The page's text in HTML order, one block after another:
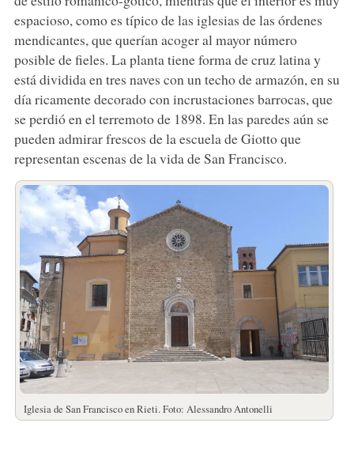
espacioso, como es típico de las iglesias de las órdenes
mendicantes, que querían acoger al mayor número
posible de fieles. La planta tiene forma de cruz latina y
está dividida en tres naves con un techo de armazón, en su
día ricamente decorado con incrustaciones barrocas, que
se perdió en el terremoto de 1898. En las paredes aún se
pueden admirar frescos de la escuela de Giotto que
representan escenas de la vida de San Francisco.
Iglesia de San Francisco en Rieti. Foto: Alessandro Antonelli